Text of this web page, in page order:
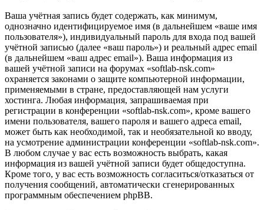
Ваша учётная запись будет содержать, как минимум,
однозначно идентифицируемое имя (в дальнейшем «ваше имя
пользователя»), индивидуальный пароль для входа под вашей
учётной записью (далее «ваш пароль») и реальный адрес email
(в дальнейшем «ваш адрес email»). Ваша информация из
вашей учётной записи на форумах «softlab-nsk.com»
охраняется законами о защите компьютерной информации,
применяемыми в стране, предоставляющей нам услуги
хостинга. Любая информация, запрашиваемая при
регистрации в конференции «softlab-nsk.com», кроме вашего
имени пользователя, вашего пароля и вашего адреса email,
может быть как необходимой, так и необязательной ко вводу,
на усмотрение администрации конференции «softlab-nsk.com».
В любом случае у вас есть возможность выбрать, какая
информация из вашей учётной записи будет общедоступна.
Кроме того, у вас есть возможность согласиться/отказаться от
получения сообщений, автоматически сгенерированных
программным обеспечением phpBB.